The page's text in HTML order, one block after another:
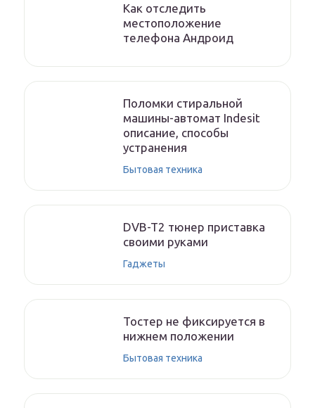
Как отследить
местоположение
телефона Андроид
Поломки стиральной
машины-автомат Indesit
описание, способы
устранения
Бытовая техника
DVB-T2 тюнер приставка
своими руками
Гаджеты
Тостер не фиксируется в
нижнем положении
Бытовая техника